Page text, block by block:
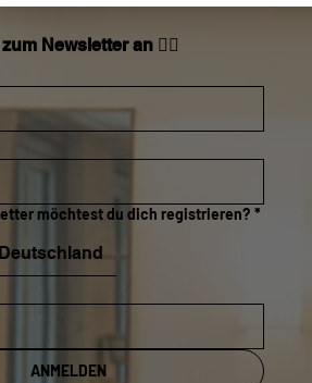
Newsletter an 👇🏼
möchtest du dich registrieren? *
Deutschland
ANMELDEN